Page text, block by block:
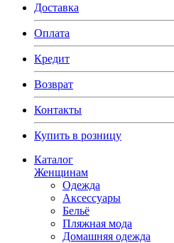
Доставка
Оплата
Кредит
Возврат
Контакты
Купить в розницу
Каталог
Женщинам
Одежда
Аксессуары
Бельё
Пляжная мода
Домашняя одежда